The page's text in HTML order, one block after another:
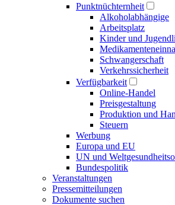
Punkt­nüchternheit
Alkohol­abhängige
Arbeitsplatz
Kinder und
Schwangerschaft
Verkehrs­sicherheit
Verfügbarkeit
Online-Handel
Preisgestaltung
Produktion und
Steuern
Werbung
Europa und EU
UN und
Bundespolitik
Veranstaltungen
Presse­mitteilungen
Dokumente suchen